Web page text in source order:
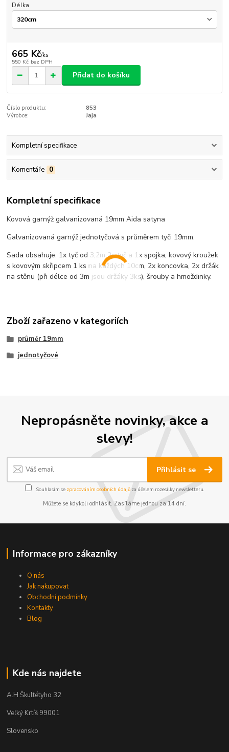
Délka
665 Kč/ks
550 Kč bez DPH
Přidat do košíku
Číslo produktu:
853
Výrobce:
Jaja
Kompletní specifikace
Komentáře 0
Kompletní specifikace
Kovová garnýž galvanizovaná 19mm Aida satyna
Galvanizovaná garnýž jednotyčová s průměrem tyči 19mm.
Sada obsahuje: 1x tyč od 3,2m 2x tyč a 1x spojka, kovový kroužek
s kovovým skřipcem 1 ks na každých 10cm, 2x koncovka, 2x držák
na stěnu (při délce od 3m jsou držáky 3ks), šrouby a hmoždinky.
Zboží zařazeno v kategoriích
průměr 19mm
jednotyčové
Nepropásněte novinky, akce a
slevy!
Přihlásit se
Souhlasím se zpracováním osobních údajůza účelem rozesílky newsletteru.
Můžete se kdykoli odhlásit. Zasíláme jednou za 14 dní.
Informace pro zákazníky
O nás
Jak nakupovat
Obchodní podmínky
Kontakty
Blog
Kde nás najdete
A.H.Škultétyho 32
Veľký Krtíš 99001
Slovensko